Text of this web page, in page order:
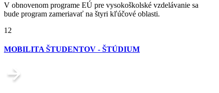
V obnovenom programe EÚ pre vysokoškolské vzdelávanie sa
bude program zameriavať na štyri kľúčové oblasti.
12
MOBILITA ŠTUDENTOV - ŠTÚDIUM